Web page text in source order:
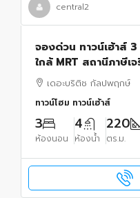
central2
จองด่วน ทาวน์เฮ้าส์
ใกล้ MRT สถานีภาษีเ
เดอะบริติช กัลปพฤกษ์
ทาวน์โฮม ทาวน์เฮ้าส์
3
ห้องนอน
4
ห้องน้ำ
220
ตร.ม.